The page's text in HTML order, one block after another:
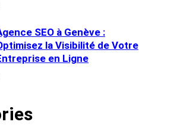
SEO à Genève :
la Visibilité de Votre
en Ligne